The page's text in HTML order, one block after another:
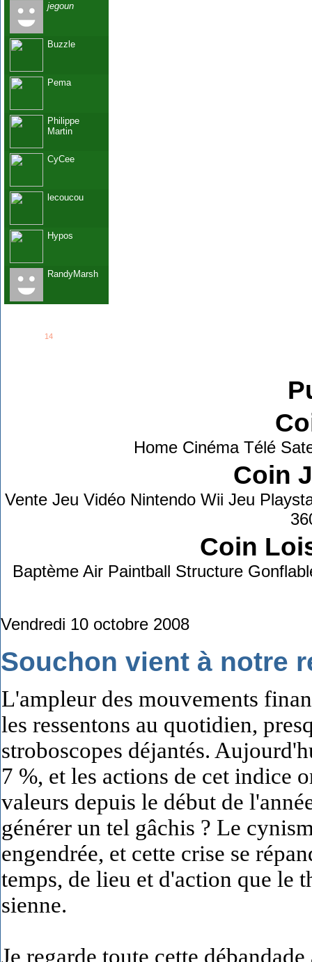
jegoun
Buzzle
Pema
Philippe
Martin
CyCee
lecoucou
Hypos
RandyMarsh
14members...
Home Cinéma Télé
Coin
Vente Jeu Vidéo Nintendo Wii Jeu
Coin
Baptème Air Paintball Structure
Vendredi 10 octobre 2008
Souchon vient à notre
L'ampleur des mouvements
les ressentons au quotidien,
stroboscopes déjantés.
7 %, et les actions de cet indice
valeurs depuis le début de
générer un tel gâchis ? Le
engendrée, et cette crise se
temps, de lieu et d'action que le
sienne.
Je regarde toute cette